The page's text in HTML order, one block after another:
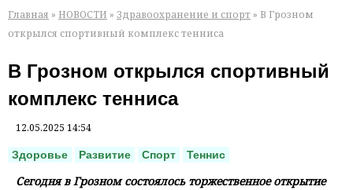
Главная » НОВОСТИ » Здравоохранение и спорт » В Грозном
открылся спортивный комплекс тенниса
В Грозном открылся спортивный
комплекс тенниса
12.05.2025 14:54
Здоровье Развитие Спорт Теннис
Сегодня в Грозном состоялось торжественное открытие